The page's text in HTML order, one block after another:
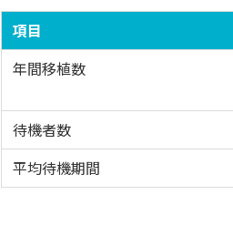
項目
年間移植数
待機者数
平均待機期間